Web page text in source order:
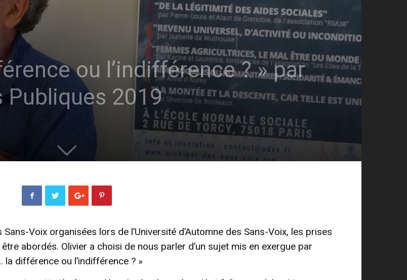
ou l’indifférence ? » par
Publiques 2019
Sans-Voix organisées lors de l’Université d’Automne des Sans-Voix, les prises
abordés. Olivier a choisi de nous parler d’un sujet mis en exergue par
différence ou l’indifférence ? »